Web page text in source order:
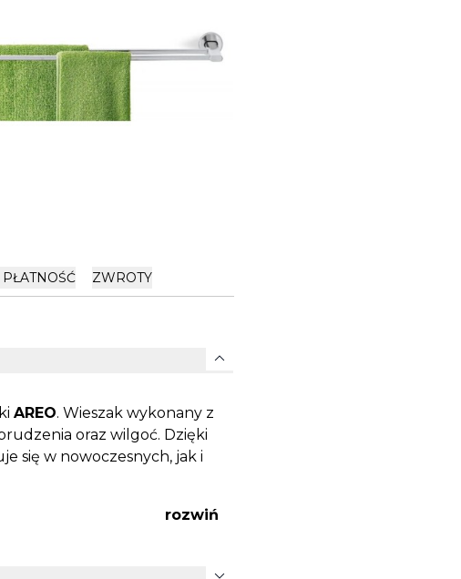
ZWROTY
expand_more
AREO. Wieszak wykonany z
oraz wilgoć. Dzięki
się w nowoczesnych, jak i
rozwiń